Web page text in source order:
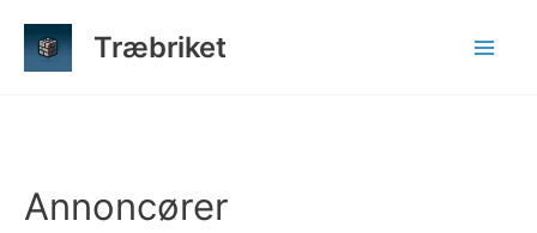
Træbriket
Annoncører